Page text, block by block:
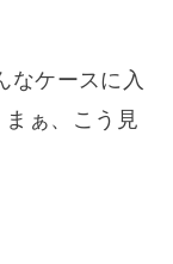
なケースに入
ぁ、こう見